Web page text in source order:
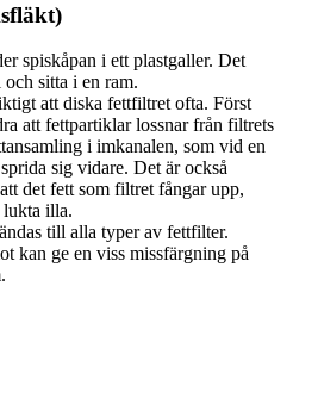
spiskåpan i ett plastgaller. Det
sitta i en ram.
att diska fettfiltret ofta. Först
att fettpartiklar lossnar från filtrets
i imkanalen, som vid en
sig vidare. Det är också
det fett som filtret fångar upp,
lukta illa.
till alla typer av fettfilter.
kan ge en viss missfärgning på